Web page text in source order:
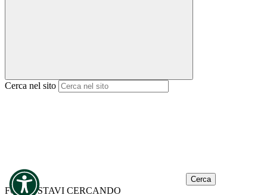
Cerca nel sito
Cerca
FORSE STAVI CERCANDO